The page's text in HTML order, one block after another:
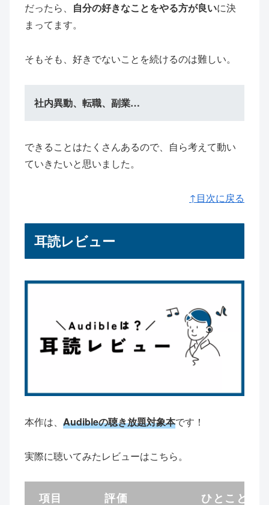
だったら、 自分の好きなことをやる方が良いに決
まってます。
そもそも、好きでないことを続けるのは難しい。
社内異動、転職、副業…
できることはたくさんあるので、自ら考えて動い
ていきたいと思いました。
↑目次に戻る
耳読レビュー
本作は、 Audibleの聴き放題対象本です！
実際に聴いてみたレビューはこちら。
項目 評価 ひとことコ